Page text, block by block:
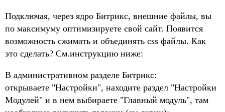
Подключая, через ядро Битрикс, внешние файлы, вы
по максимуму оптимизируете свой сайт. Появится
возможность сжимать и объединять css файлы. Как
это сделать? См.инструкцию ниже:
В административном разделе Битрикс:
открываете "Настройки", находите раздел "Настройки
Модулей" и в нем выбираете "Главный модуль", там